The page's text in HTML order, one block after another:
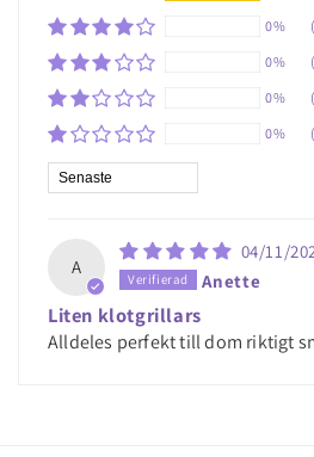
0%
0%
0%
0%
Sort by
A
04/11/
Anette
Liten klotgrillars
Alldeles perfekt till dom riktigt